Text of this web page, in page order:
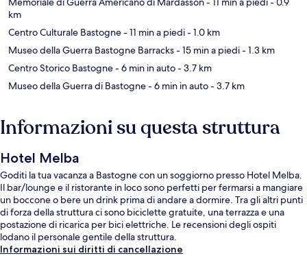
km
Centro Culturale Bastogne- 11 min a piedi- 1.0 km
Museo della Guerra Bastogne Barracks- 15 min a piedi- 1.3 km
Centro Storico Bastogne- 6 min in auto- 3.7 km
Museo della Guerra di Bastogne- 6 min in auto- 3.7 km
Informazioni su questa struttura
Hotel Melba
Goditi la tua vacanza a Bastogne con un soggiorno presso Hotel Melba.
Il bar/lounge e il ristorante in loco sono perfetti per fermarsi a mangiare
un boccone o bere un drink prima di andare a dormire. Tra gli altri punti
di forza della struttura ci sono biciclette gratuite, una terrazza e una
postazione di ricarica per bici elettriche. Le recensioni degli ospiti
lodano il personale gentile della struttura.
Informazioni sui diritti di cancellazione